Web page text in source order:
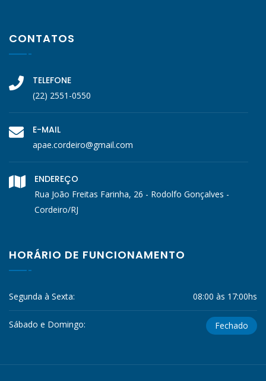
CONTATOS
TELEFONE
(22) 2551-0550
E-MAIL
apae.cordeiro@gmail.com
ENDEREÇO
Rua João Freitas Farinha, 26 - Rodolfo Gonçalves -
Cordeiro/RJ
HORÁRIO DE FUNCIONAMENTO
Segunda à Sexta: 08:00 às 17:00hs
Sábado e Domingo: Fechado